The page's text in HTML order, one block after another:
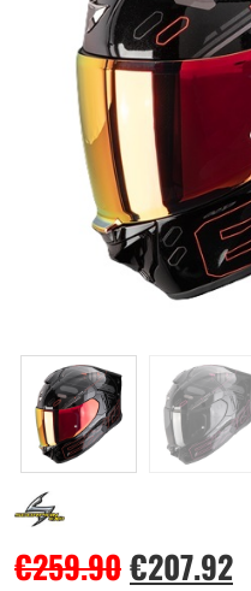
€259.90€207.92